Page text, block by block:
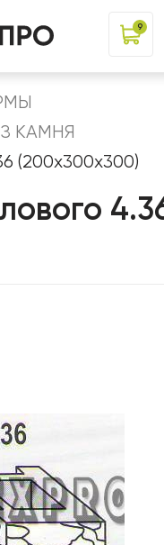
9
КАМНЯ
(200х300х300)